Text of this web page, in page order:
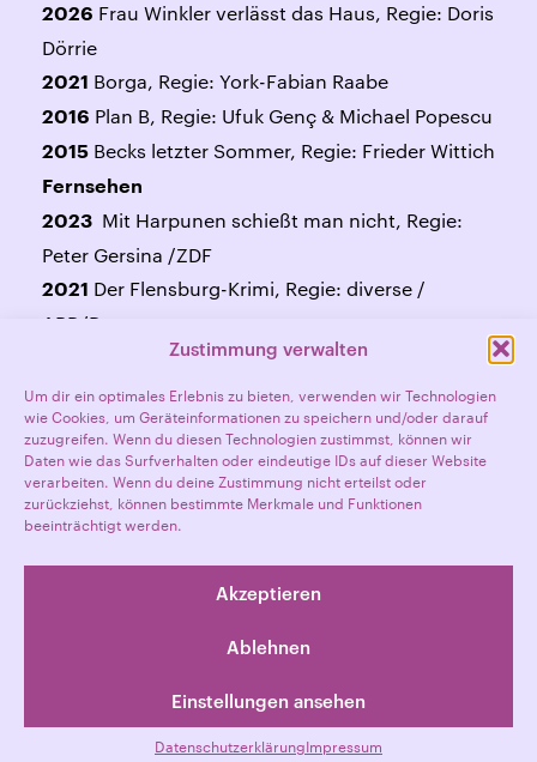
Zustimmung verwalten
Um dir ein optimales Erlebnis zu bieten, verwenden wir Technologien
wie Cookies, um Geräteinformationen zu speichern und/oder darauf
zuzugreifen. Wenn du diesen Technologien zustimmst, können wir
Daten wie das Surfverhalten oder eindeutige IDs auf dieser Website
verarbeiten. Wenn du deine Zustimmung nicht erteilst oder
zurückziehst, können bestimmte Merkmale und Funktionen
beeinträchtigt werden.
Akzeptieren
Ablehnen
Einstellungen ansehen
DatenschutzerklärungImpressum
2026 Frau Winkler verlässt das Haus, Regie: Doris
Dörrie
2021 Borga, Regie: York-Fabian Raabe
2016 Plan B, Regie: Ufuk Genç & Michael Popescu
2015 Becks letzter Sommer, Regie: Frieder Wittich
Fernsehen
2023 Mit Harpunen schießt man nicht, Regie:
Peter Gersina /ZDF
2021 Der Flensburg-Krimi, Regie: diverse /
ARD/Degeto
Jerks, Regie: Christian Ulmen / Joyn
2019Tribes of Europa, Regie: Philip Koch / Netflix
2019Herren, Regie: Dirk Kummer / ARD
© 2024 BARBARELLA ENTERTAINMENT GMBH
DATENSCHUTZERKLÄRUNG